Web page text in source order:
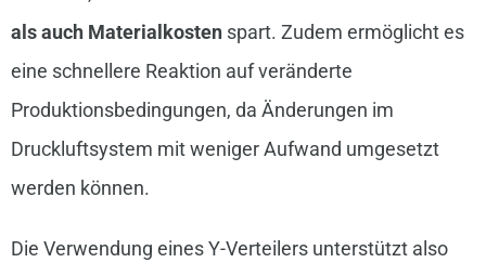
als auch Materialkostenspart. Zudem ermöglicht es
eine schnellere Reaktion auf veränderte
Produktionsbedingungen, da Änderungen im
Druckluftsystem mit weniger Aufwand umgesetzt
werden können.
Die Verwendung eines Y-Verteilers unterstützt also